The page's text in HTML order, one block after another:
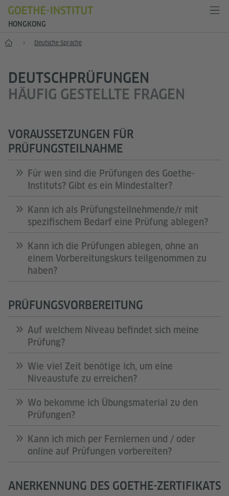
HONGKONG
Start Deutsche Sprache
DEUTSCHPRÜFUNGEN
HÄUFIG GESTELLTE FRAGEN
VORAUSSETZUNGEN FÜR
PRÜFUNGSTEILNAHME
Für wen sind die Prüfungen des Goethe-
Instituts? Gibt es ein Mindestalter?
Kann ich als Prüfungsteilnehmende/r mit
spezifischem Bedarf eine Prüfung ablegen?
Kann ich die Prüfungen ablegen, ohne an
einem Vorbereitungskurs teilgenommen zu
haben?
PRÜFUNGSVORBEREITUNG
Auf welchem Niveau befindet sich meine
Prüfung?
Wie viel Zeit benötige ich, um eine
Niveaustufe zu erreichen?
Wo bekomme ich Übungsmaterial zu den
Prüfungen?
Kann ich mich per Fernlernen und / oder
online auf Prüfungen vorbereiten?
ANERKENNUNG DES GOETHE-ZERTIFIKATS